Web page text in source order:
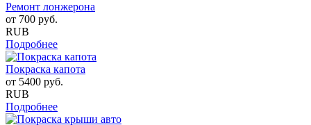
Ремонт лонжерона
от 700 руб.
RUB
Подробнее
Покраска капота
от 5400 руб.
RUB
Подробнее